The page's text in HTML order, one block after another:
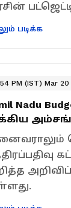
படிக்க
PM (IST) Mar 20
Nadu